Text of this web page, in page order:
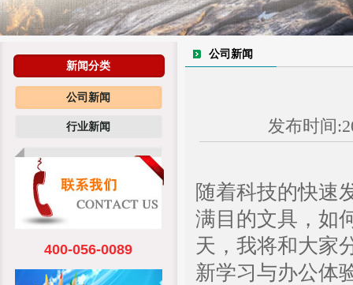
新闻分类
公司新闻
行业新闻
400-056-0089
公司新闻
发布时间
随着科技的快速
满目的文具，如
天，我将和大家
新学习与办公体